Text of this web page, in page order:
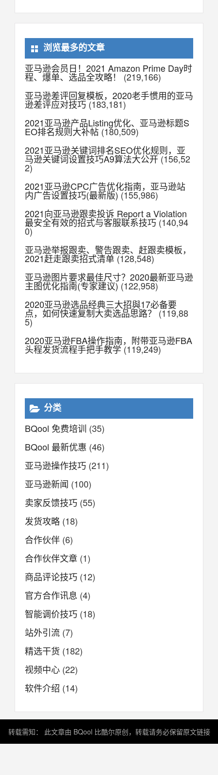
浏览最多的文章
亚马逊会员日！2021 Amazon Prime Day时
程、爆单、选品全攻略！
(219,166)
亚马逊差评回复模板，2020老手惯用的亚马
逊差评应对技巧(183,181)
2021亚马逊产品Listing优化、亚马逊标题S
EO排名规则大补帖 (180,509)
2021亚马逊关键词排名SEO优化规则，亚
马逊关键词设置技巧A9算法大公开(156,52
2)
2021亚马逊CPC广告优化指南，亚马逊站
内广告设置技巧(最新版)(155,986)
2021向亚马逊跟卖投诉 Report a Violation
最安全有效的招式与客服联系技巧 (140,94
0)
亚马逊举报跟卖、警告跟卖、赶跟卖模板，
2021赶走跟卖招式清单(128,548)
亚马逊图片要求最佳尺寸？2020最新亚马逊
主图优化指南(专家建议) (122,958)
2020亚马逊选品经典三大招與17必备要
点，如何快速复制大卖选品思路？ (119,88
5)
2020亚马逊FBA操作指南，附带亚马逊FBA
头程发货流程手把手教学(119,249)
分类
BQool 免费培训 (35)
BQool 最新优惠 (46)
亚马逊操作技巧 (211)
亚马逊新闻 (100)
卖家反馈技巧 (55)
发货攻略 (18)
合作伙伴 (6)
合作伙伴文章 (1)
商品评论技巧 (12)
官方合作讯息 (4)
智能调价技巧 (18)
站外引流 (7)
精选干货 (182)
视频中心 (22)
软件介绍 (14)
转载需知： 此文章由 BQool 比酷尔原创，转载请务必保留原文链接